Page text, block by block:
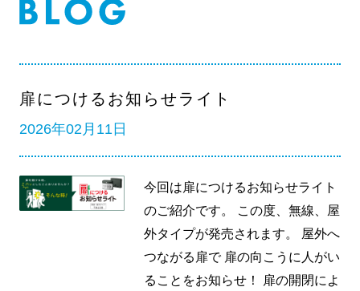
扉につけるお知らせライト
2026年02月11日
今回は扉につけるお知らせライト
のご紹介です。 この度、無線、屋
外タイプが発売されます。 屋外へ
つながる扉で 扉の向こうに人がい
ることをお知らせ！ 扉の開閉によ